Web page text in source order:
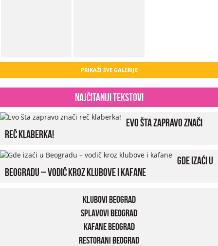
PRIKAŽI SVE GALERIJE
Najčitaniji tekstovi
Evo šta zapravo znači
reč klaberka!
Gde izaći u
Beogradu – vodič kroz klubove i kafane
Klubovi Beograd
Splavovi Beograd
Kafane Beograd
Restorani Beograd